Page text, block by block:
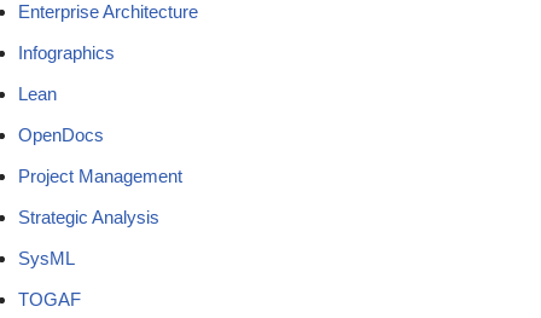
Enterprise Architecture
Infographics
Lean
OpenDocs
Project Management
Strategic Analysis
SysML
TOGAF